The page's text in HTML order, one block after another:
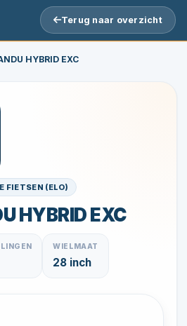
Terug naar overzicht
HYBRID EXC
FIETSEN (ELO)
HYBRID EXC
WIELMAAT
28 inch